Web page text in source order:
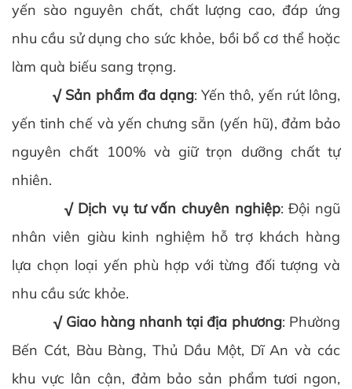
yến sào nguyên chất, chất lượng cao, đáp ứng
nhu cầu sử dụng cho sức khỏe, bồi bổ cơ thể hoặc
làm quà biếu sang trọng.
√ Sản phẩm đa dạng: Yến thô, yến rút lông,
yến tinh chế và yến chưng sẵn (yến hũ), đảm bảo
nguyên chất 100% và giữ trọn dưỡng chất tự
nhiên.
√ Dịch vụ tư vấn chuyên nghiệp: Đội ngũ
nhân viên giàu kinh nghiệm hỗ trợ khách hàng
lựa chọn loại yến phù hợp với từng đối tượng và
nhu cầu sức khỏe.
√ Giao hàng nhanh tại địa phương: Phường
Bến Cát, Bàu Bàng, Thủ Dầu Một, Dĩ An và các
khu vực lân cận, đảm bảo sản phẩm tươi ngon,